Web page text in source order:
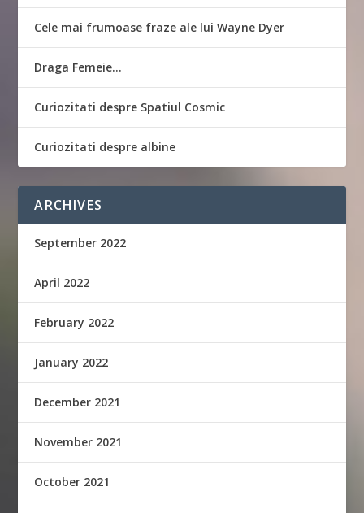
Cele mai frumoase fraze ale lui Wayne Dyer
Draga Femeie…
Curiozitati despre Spatiul Cosmic
Curiozitati despre albine
ARCHIVES
September 2022
April 2022
February 2022
January 2022
December 2021
November 2021
October 2021